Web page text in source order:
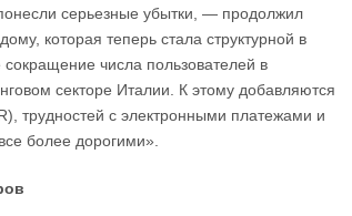
серьезные убытки, — продолжил
которая теперь стала структурной в
числа пользователей в
секторе Италии. К этому добавляются
трудностей с электронными платежами и
более дорогими».